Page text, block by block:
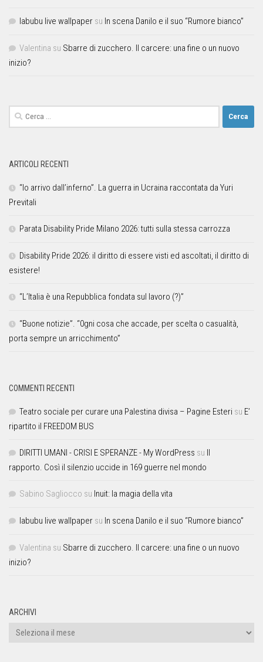
labubu live wallpaper su In scena Danilo e il suo “Rumore bianco”
Valentina su Sbarre di zucchero. Il carcere: una fine o un nuovo
inizio?
ARTICOLI RECENTI
“Io arrivo dall’inferno”. La guerra in Ucraina raccontata da Yuri
Previtali
Parata Disability Pride Milano 2026: tutti sulla stessa carrozza
Disability Pride 2026: il diritto di essere visti ed ascoltati, il diritto di
esistere!
“L’Italia è una Repubblica fondata sul lavoro (?)”
“Buone notizie”. “0gni cosa che accade, per scelta o casualità,
porta sempre un arricchimento”
COMMENTI RECENTI
Teatro sociale per curare una Palestina divisa – Pagine Esteri su E’
ripartito il FREEDOM BUS
DIRITTI UMANI - CRISI E SPERANZE - My WordPress su Il
rapporto. Così il silenzio uccide in 169 guerre nel mondo
Sabino Sagliocco su Inuit: la magia della vita
labubu live wallpaper su In scena Danilo e il suo “Rumore bianco”
Valentina su Sbarre di zucchero. Il carcere: una fine o un nuovo
inizio?
ARCHIVI